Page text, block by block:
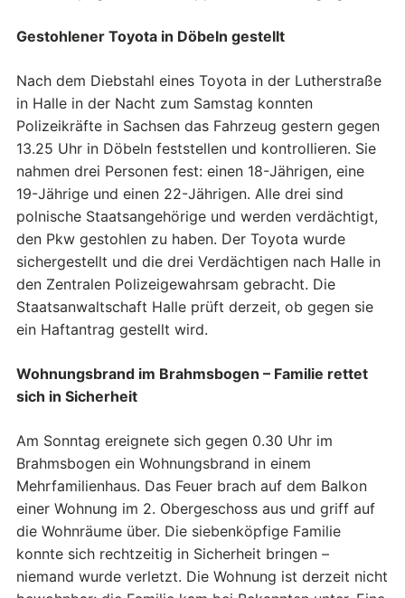
Gestohlener Toyota in Döbeln gestellt
Nach dem Diebstahl eines Toyota in der Lutherstraße
in Halle in der Nacht zum Samstag konnten
Polizeikräfte in Sachsen das Fahrzeug gestern gegen
13.25 Uhr in Döbeln feststellen und kontrollieren. Sie
nahmen drei Personen fest: einen 18-Jährigen, eine
19-Jährige und einen 22-Jährigen. Alle drei sind
polnische Staatsangehörige und werden verdächtigt,
den Pkw gestohlen zu haben. Der Toyota wurde
sichergestellt und die drei Verdächtigen nach Halle in
den Zentralen Polizeigewahrsam gebracht. Die
Staatsanwaltschaft Halle prüft derzeit, ob gegen sie
ein Haftantrag gestellt wird.
Wohnungsbrand im Brahmsbogen – Familie rettet
sich in Sicherheit
Am Sonntag ereignete sich gegen 0.30 Uhr im
Brahmsbogen ein Wohnungsbrand in einem
Mehrfamilienhaus. Das Feuer brach auf dem Balkon
einer Wohnung im 2. Obergeschoss aus und griff auf
die Wohnräume über. Die siebenköpfige Familie
konnte sich rechtzeitig in Sicherheit bringen –
niemand wurde verletzt. Die Wohnung ist derzeit nicht